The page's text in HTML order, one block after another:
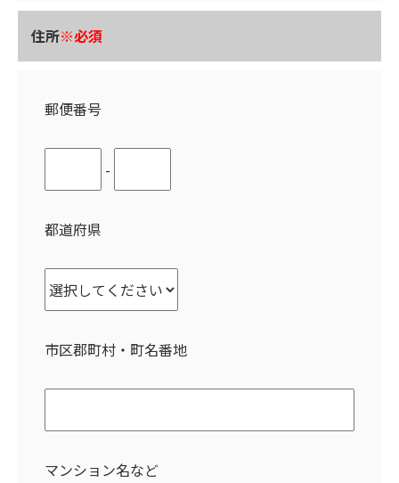
住所※必須
郵便番号
-
都道府県
市区郡町村・町名番地
マンション名など